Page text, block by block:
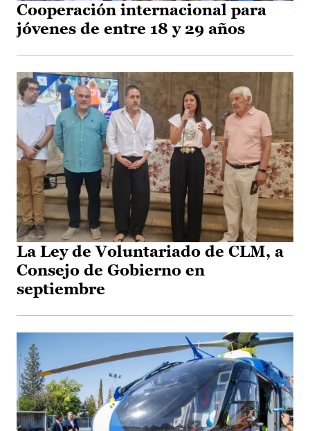
Cooperación internacional para
jóvenes de entre 18 y 29 años
La Ley de Voluntariado de CLM, a
Consejo de Gobierno en
septiembre